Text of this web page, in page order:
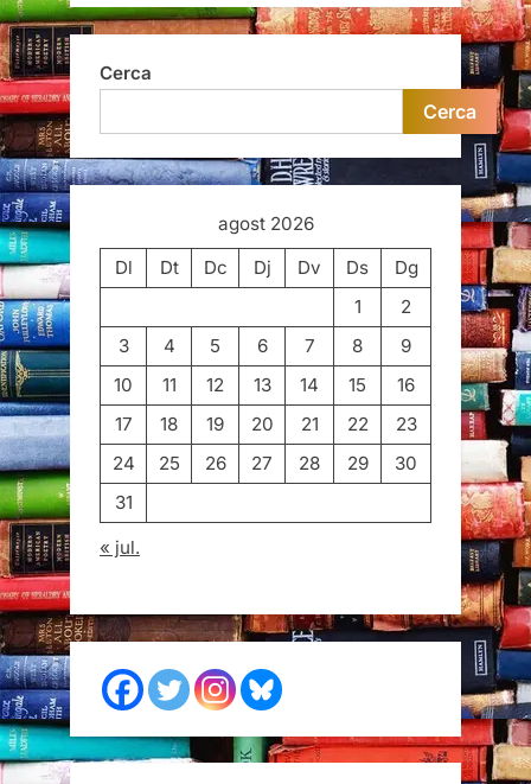
Cerca
Cerca
agost 2026
Dl
Dt Dc Dj Dv Ds
Dg
1
2
3
4 5 6 7 8
9
10
11 12 13 14 15
16
17
18 19 20 21 22
23
24
25 26 27 28 29
30
31
« jul.